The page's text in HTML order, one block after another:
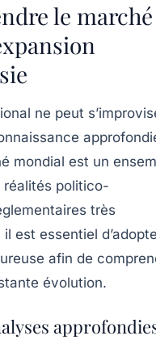
le marché
ne peut
mondial est un
réalités politico-
très
est essentiel
afin de
évolution.